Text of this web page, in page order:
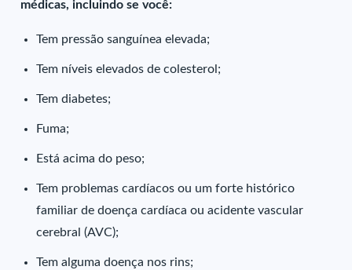
médicas, incluindo se você:
Tem pressão sanguínea elevada;
Tem níveis elevados de colesterol;
Tem diabetes;
Fuma;
Está acima do peso;
Tem problemas cardíacos ou um forte histórico
familiar de doença cardíaca ou acidente vascular
cerebral (AVC);
Tem alguma doença nos rins;